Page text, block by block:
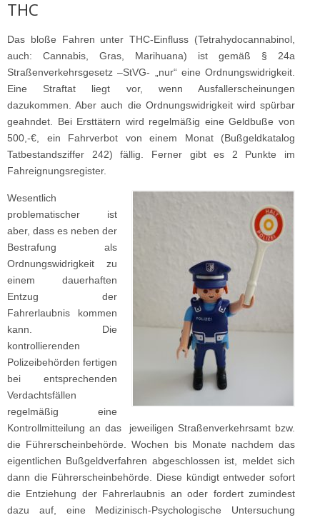
THC
Das bloße Fahren unter THC-Einfluss (Tetrahydocannabinol,
auch: Cannabis, Gras, Marihuana) ist gemäß § 24a
Straßenverkehrsgesetz –StVG- „nur“ eine Ordnungswidrigkeit.
Eine Straftat liegt vor, wenn Ausfallerscheinungen
dazukommen. Aber auch die Ordnungswidrigkeit wird spürbar
geahndet. Bei Ersttätern wird regelmäßig eine Geldbuße von
500,-€, ein Fahrverbot von einem Monat (Bußgeldkatalog
Tatbestandsziffer 242) fällig. Ferner gibt es 2 Punkte im
Fahreignungsregister.
Wesentlich
problematischer ist
aber, dass es neben der
Bestrafung als
Ordnungswidrigkeit zu
einem dauerhaften
Entzug der
Fahrerlaubnis kommen
kann. Die
kontrollierenden
Polizeibehörden fertigen
bei entsprechenden
Verdachtsfällen
regelmäßig eine
Kontrollmitteilung an das jeweiligen Straßenverkehrsamt bzw.
die Führerscheinbehörde. Wochen bis Monate nachdem das
eigentlichen Bußgeldverfahren abgeschlossen ist, meldet sich
dann die Führerscheinbehörde. Diese kündigt entweder sofort
die Entziehung der Fahrerlaubnis an oder fordert zumindest
dazu auf, eine Medizinisch-Psychologische Untersuchung